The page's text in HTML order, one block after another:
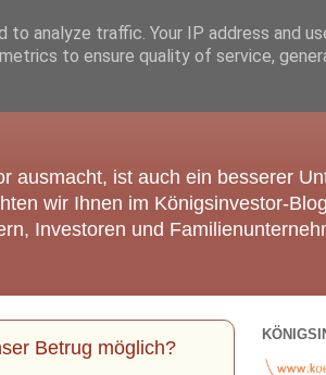
ausmacht, ist auch ein besserer
wir Ihnen im Königsinvestor-
Investoren und
Betrug möglich?
analyze traffic. Your IP address and
to ensure quality of service,